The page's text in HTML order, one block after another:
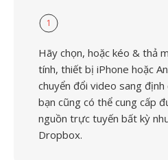
1
Hãy chọn, hoặc kéo & thả
tính, thiết bị iPhone hoặc
chuyển đổi video sang định
bạn cũng có thể cung cấp
nguồn trực tuyến bất kỳ
Dropbox.